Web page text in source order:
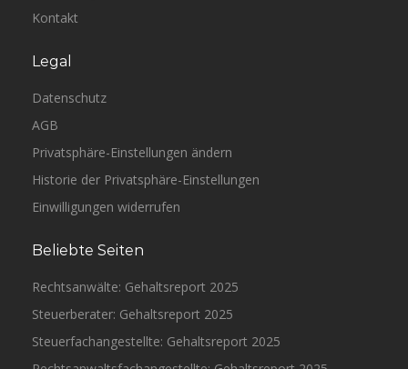
Kontakt
Legal
Datenschutz
AGB
Privatsphäre-Einstellungen ändern
Historie der Privatsphäre-Einstellungen
Einwilligungen widerrufen
Beliebte Seiten
Rechtsanwälte: Gehaltsreport 2025
Steuerberater: Gehaltsreport 2025
Steuerfachangestellte: Gehaltsreport 2025